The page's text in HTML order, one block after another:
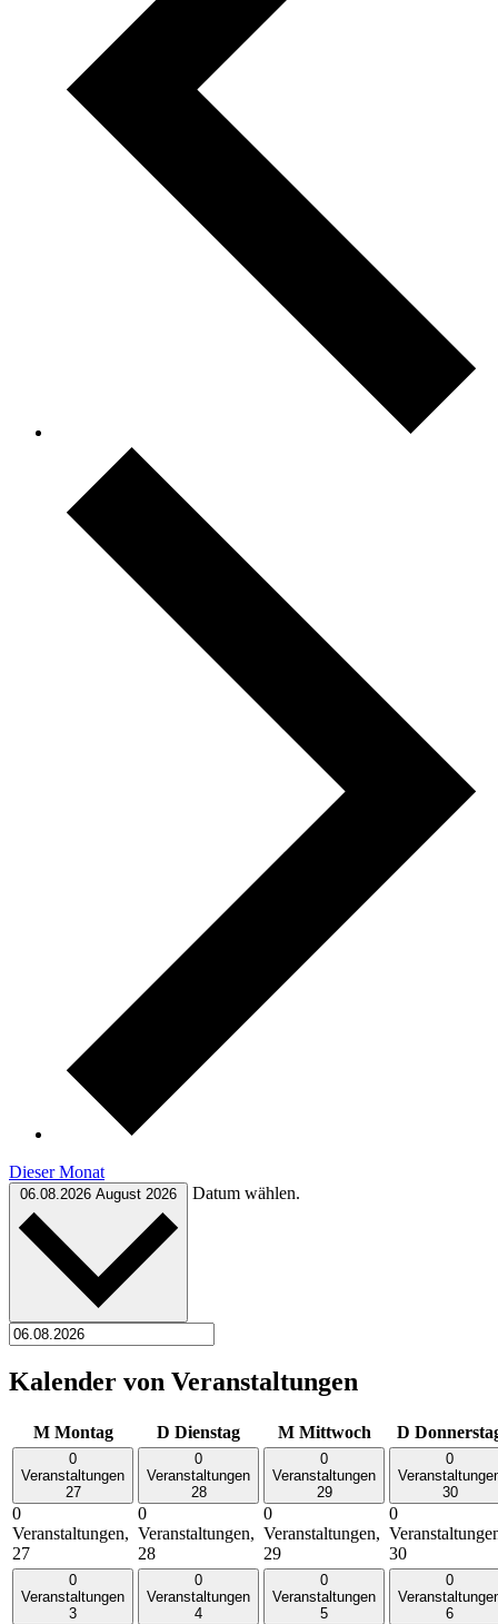
Dieser Monat
06.08.2026 August 2026 Datum wählen.
Kalender von Veranstaltungen
M Montag D Dienstag M Mittwoch D
0
Veranstaltungen
27
0
Veranstaltungen,
27
0
Veranstaltungen
28
0
Veranstaltungen,
28
0
Veranstaltungen
29
0
Veranstaltungen,
29
0
30
0
30
0
Veranstaltungen
3
0
Veranstaltungen
4
0
Veranstaltungen
5
0
6